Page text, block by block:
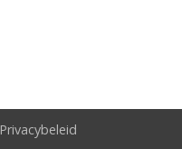
Privacybeleid